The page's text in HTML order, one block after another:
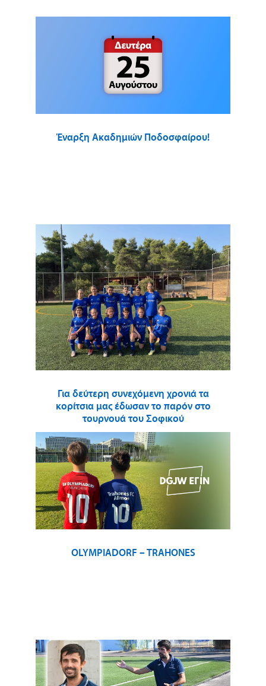
Έναρξη Ακαδημιών Ποδοσφαίρου!
Για δεύτερη συνεχόμενη χρονιά τα
κορίτσια μας έδωσαν το παρόν στο
τουρνουά του Σοφικού
OLYMPIADORF – TRAHONES